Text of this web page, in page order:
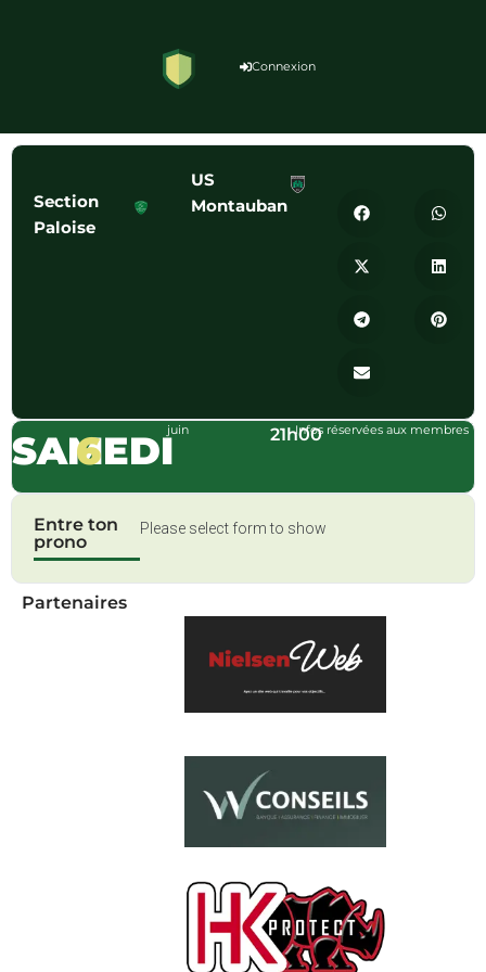
Connexion
Section
Paloise
US
Montauban
SAMEDI
6 juin 21h00Infos réservées aux membres
Entre ton
prono
Please select form to show
Partenaires